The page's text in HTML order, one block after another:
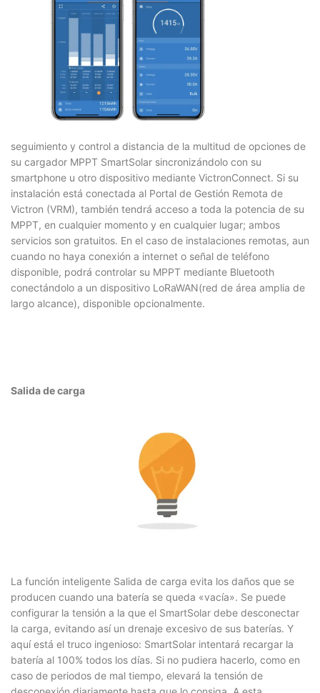
seguimiento y control a distancia de la multitud de opciones de
su cargador MPPT SmartSolar sincronizándolo con su
smartphone u otro dispositivo mediante VictronConnect. Si su
instalación está conectada al Portal de Gestión Remota de
Victron (VRM), también tendrá acceso a toda la potencia de su
MPPT, en cualquier momento y en cualquier lugar; ambos
servicios son gratuitos. En el caso de instalaciones remotas, aun
cuando no haya conexión a internet o señal de teléfono
disponible, podrá controlar su MPPT mediante Bluetooth
conectándolo a un dispositivo LoRaWAN(red de área amplia de
largo alcance), disponible opcionalmente.
Salida de carga
La función inteligente Salida de carga evita los daños que se
producen cuando una batería se queda «vacía». Se puede
configurar la tensión a la que el SmartSolar debe desconectar
la carga, evitando así un drenaje excesivo de sus baterías. Y
aquí está el truco ingenioso: SmartSolar intentará recargar la
batería al 100% todos los días. Si no pudiera hacerlo, como en
caso de periodos de mal tiempo, elevará la tensión de